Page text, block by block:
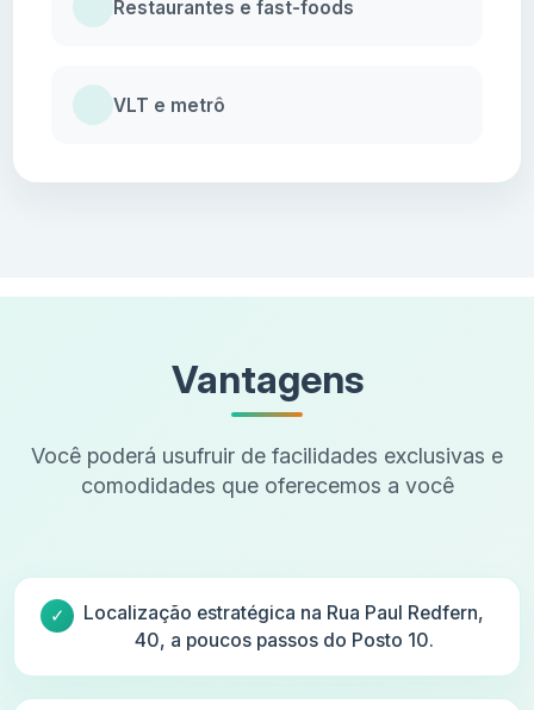
Restaurantes e fast-foods
VLT e metrô
Vantagens
Você poderá usufruir de facilidades exclusivas e
comodidades que oferecemos a você
Localização estratégica na Rua Paul Redfern,
40, a poucos passos do Posto 10.